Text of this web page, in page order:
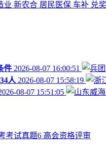
业 新农合 居民医保 车补 兑奖
件 2026-08-07 16:00:51
人 2026-08-07 15:58:19
08-07 15:51:05
考试真题6 高会资格评审